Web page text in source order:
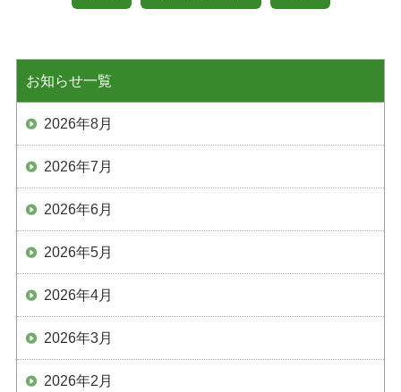
お知らせ一覧
2026年8月
2026年7月
2026年6月
2026年5月
2026年4月
2026年3月
2026年2月